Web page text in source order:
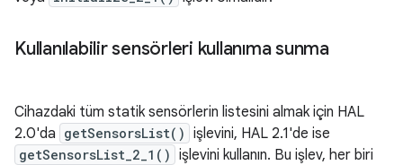
Kullanılabilir sensörleri kullanıma sunma
Cihazdaki tüm statik sensörlerin listesini almak için HAL
2.0'da getSensorsList() işlevini, HAL 2.1'de ise
getSensorsList_2_1() işlevini kullanın. Bu işlev, her biri